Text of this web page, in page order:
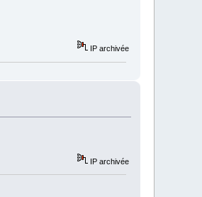
IP archivée
IP archivée